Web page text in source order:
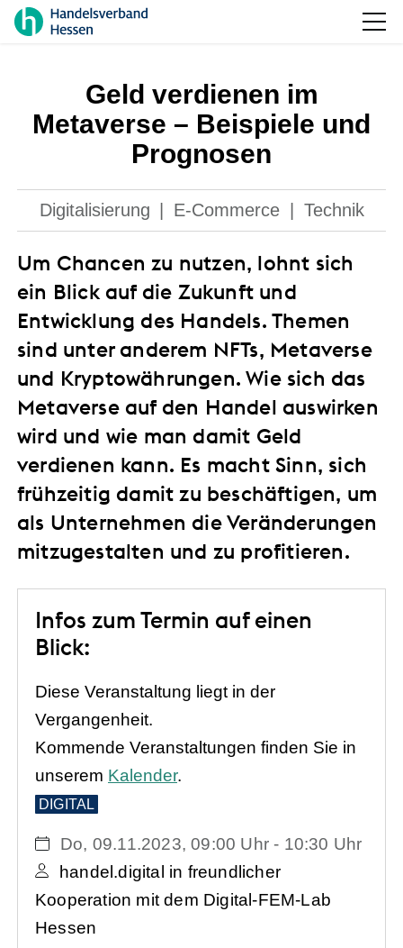
Geld verdienen im
Metaverse – Beispiele und
Prognosen
Digitalisierung E-Commerce Technik
Um Chancen zu nutzen, lohnt sich
ein Blick auf die Zukunft und
Entwicklung des Handels. Themen
sind unter anderem NFTs, Metaverse
und Kryptowährungen. Wie sich das
Metaverse auf den Handel auswirken
wird und wie man damit Geld
verdienen kann. Es macht Sinn, sich
frühzeitig damit zu beschäftigen, um
als Unternehmen die Veränderungen
mitzugestalten und zu profitieren.
Infos zum Termin auf einen
Blick:
Diese Veranstaltung liegt in der
Vergangenheit.
Kommende Veranstaltungen finden Sie in
unserem Kalender.
DIGITAL
Do, 09.11.2023, 09:00 Uhr - 10:30 Uhr
handel.digital in freundlicher
Kooperation mit dem Digital-FEM-Lab
Hessen